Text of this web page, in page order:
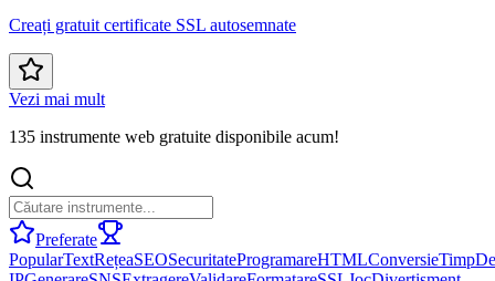
Creați gratuit certificate SSL autosemnate
Vezi mai mult
135 instrumente web gratuite disponibile acum!
Preferate
PopularTextRețeaSEOSecuritateProgramareHTMLConversieTimp